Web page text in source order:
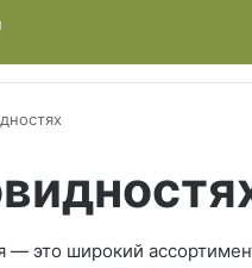
— это широкий